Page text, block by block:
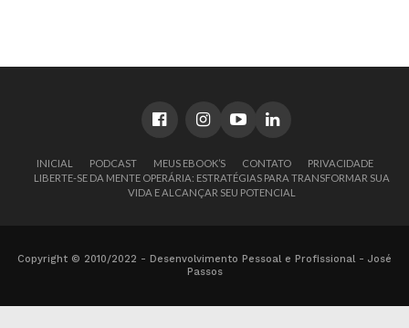
INICIAL PODCAST MEUS EBOOK’S CONTATO
PRIVACIDADE
LIBERTE-SE DA MENTE OPERÁRIA: ESTRATÉGIAS PARA TRANSFORMAR SUA
VIDA E ALCANÇAR SEU POTENCIAL
Copyright © 2010/2022 - Desenvolvimento Pessoal e Profissional - José
Passos